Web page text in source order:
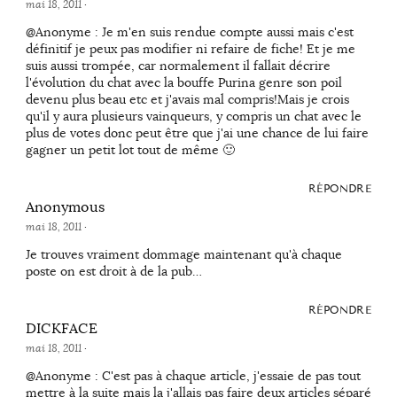
mai 18, 2011·
@Anonyme : Je m'en suis rendue compte aussi mais c'est
définitif je peux pas modifier ni refaire de fiche! Et je me
suis aussi trompée, car normalement il fallait décrire
l'évolution du chat avec la bouffe Purina genre son poil
devenu plus beau etc et j'avais mal compris!Mais je crois
qu'il y aura plusieurs vainqueurs, y compris un chat avec le
plus de votes donc peut être que j'ai une chance de lui faire
gagner un petit lot tout de même 🙂
RÉPONDRE
Anonymous
mai 18, 2011·
Je trouves vraiment dommage maintenant qu'à chaque
poste on est droit à de la pub…
RÉPONDRE
DICKFACE
mai 18, 2011·
@Anonyme : C'est pas à chaque article, j'essaie de pas tout
mettre à la suite mais la j'allais pas faire deux articles séparé